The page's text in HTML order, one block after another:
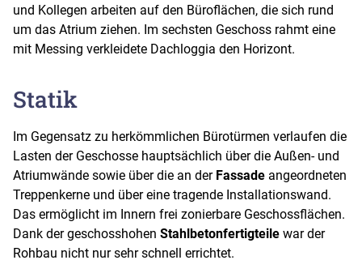
und Kollegen arbeiten auf den Büroflächen, die sich rund
um das Atrium ziehen. Im sechsten Geschoss rahmt eine
mit Messing verkleidete Dachloggia den Horizont.
Statik
Im Gegensatz zu herkömmlichen Bürotürmen verlaufen die
Lasten der Geschosse hauptsächlich über die Außen- und
Atriumwände sowie über die an der Fassade angeordneten
Treppenkerne und über eine tragende Installationswand.
Das ermöglicht im Innern frei zonierbare Geschossflächen.
Dank der geschosshohen Stahlbetonfertigteile war der
Rohbau nicht nur sehr schnell errichtet.